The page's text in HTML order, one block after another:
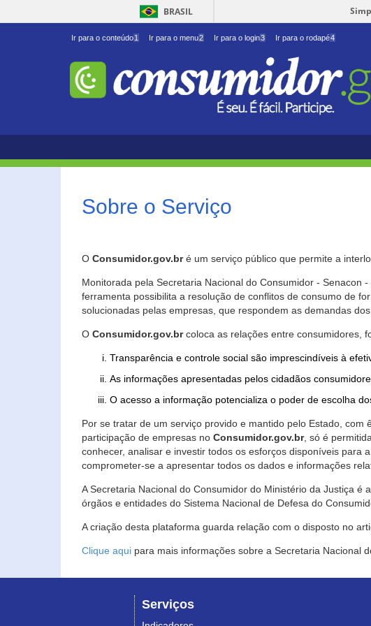
BRASIL
Ir para o conteúdo1 Ir para o menu2 Ir para o login3 Ir para o rodapé4
Sobre o Serviço
O Consumidor.gov.bré um serviço público que permite a
Monitorada pela Secretaria Nacional do Consumidor - Senacon
ferramenta possibilita a resolução de conflitos de consumo de
solucionadas pelas empresas, que respondem as demandas
O Consumidor.gov.brcoloca as relações entre consumidores,
Transparência e controle social são imprescindíveis à
As informações apresentadas pelos cidadãos
O acesso a informação potencializa o poder de escolha
Por se tratar de um serviço provido e mantido pelo Estado,
participação de empresas no Consumidor.gov.br, só é
conhecer, analisar e investir todos os esforços disponíveis para
comprometer-se a apresentar todos os dados e informações
A Secretaria Nacional do Consumidor do Ministério da Justiça é
órgãos e entidades do Sistema Nacional de Defesa do
A criação desta plataforma guarda relação com o disposto no
Clique aqui para mais informações sobre a Secretaria Nacional
Serviços